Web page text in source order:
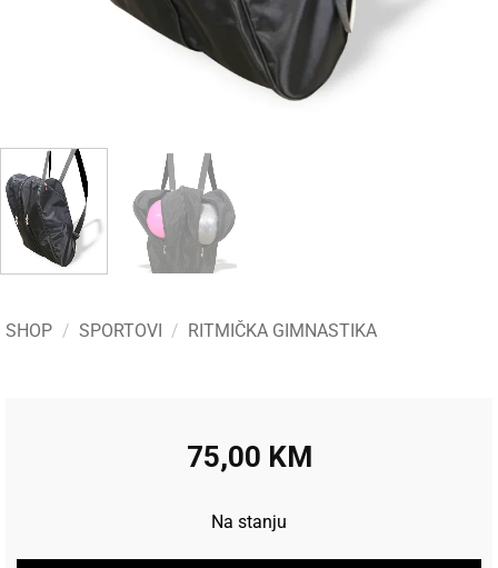
SHOP / SPORTOVI / RITMIČKA GIMNASTIKA
75,00 KM
Na stanju